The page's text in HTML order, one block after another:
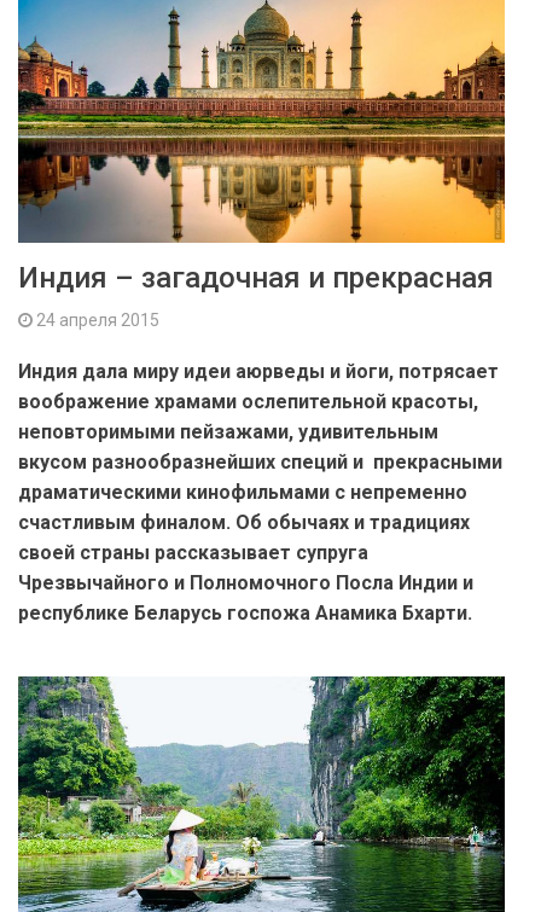
Индия – загадочная и прекрасная
24 апреля 2015
Индия дала миру идеи аюрведы и йоги, потрясает
воображение храмами ослепительной красоты,
неповторимыми пейзажами, удивительным
вкусом разнообразнейших специй и прекрасными
драматическими кинофильмами с непременно
счастливым финалом. Об обычаях и традициях
своей страны рассказывает супруга
Чрезвычайного и Полномочного Посла Индии и
республике Беларусь госпожа Анамика Бхарти.